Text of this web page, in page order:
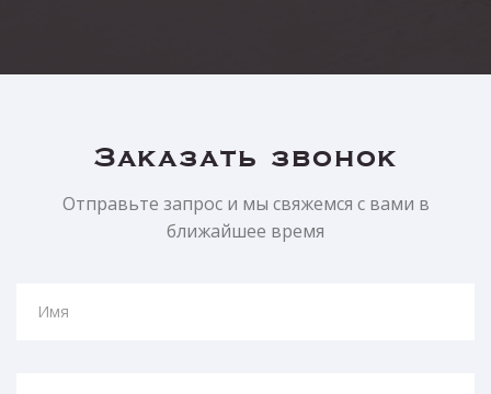
Заказать звонок
Отправьте запрос и мы свяжемся с вами в
ближайшее время
Имя